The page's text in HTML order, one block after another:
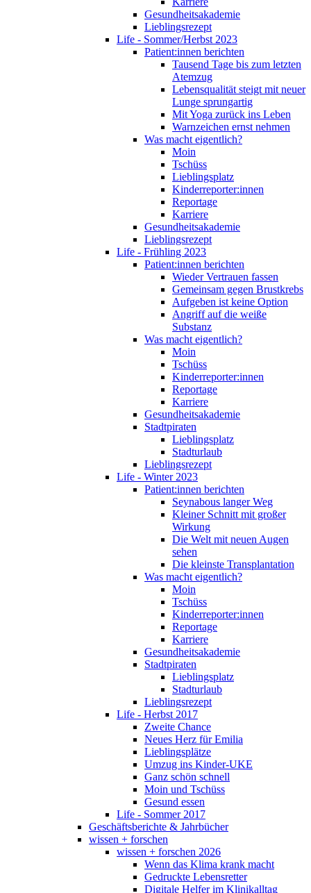
Gesundheitsakademie
Lieblingsrezept
Life - Sommer/Herbst 2023
Patient:innen berichten
Tausend Tage bis zum letzten
Atemzug
Lebensqualität steigt mit neuer
Lunge sprungartig
Mit Yoga zurück ins Leben
Warnzeichen ernst nehmen
Was macht eigentlich?
Moin
Tschüss
Lieblingsplatz
Kinderreporter:innen
Reportage
Karriere
Gesundheitsakademie
Lieblingsrezept
Life - Frühling 2023
Patient:innen berichten
Wieder Vertrauen fassen
Gemeinsam gegen Brustkrebs
Aufgeben ist keine Option
Angriff auf die weiße
Substanz
Was macht eigentlich?
Moin
Tschüss
Kinderreporter:innen
Reportage
Karriere
Gesundheitsakademie
Stadtpiraten
Lieblingsplatz
Stadturlaub
Lieblingsrezept
Life - Winter 2023
Patient:innen berichten
Seynabous langer Weg
Kleiner Schnitt mit großer
Wirkung
Die Welt mit neuen Augen
sehen
Die kleinste Transplantation
Was macht eigentlich?
Moin
Tschüss
Kinderreporter:innen
Reportage
Karriere
Gesundheitsakademie
Stadtpiraten
Lieblingsplatz
Stadturlaub
Lieblingsrezept
Life - Herbst 2017
Zweite Chance
Neues Herz für Emilia
Lieblingsplätze
Umzug ins Kinder-UKE
Ganz schön schnell
Moin und Tschüss
Gesund essen
Life - Sommer 2017
Geschäftsberichte & Jahrbücher
wissen + forschen
wissen + forschen 2026
Wenn das Klima krank macht
Gedruckte Lebensretter
Digitale Helfer im Klinikalltag